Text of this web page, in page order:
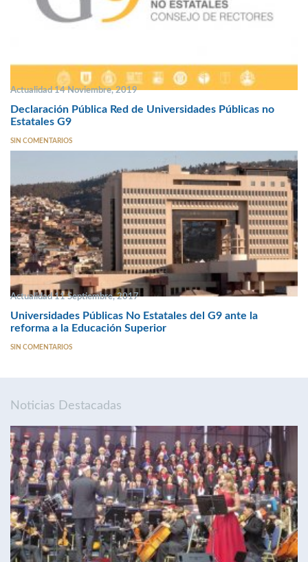
Actualidad 14 Noviembre, 2019
Declaración Pública Red de Universidades Públicas no
Estatales G9
SIN COMENTARIOS
Actualidad 11 Septiembre, 2017
Universidades Públicas No Estatales del G9 ante la
reforma a la Educación Superior
SIN COMENTARIOS
Noticias Destacadas